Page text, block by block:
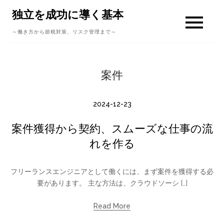
content
独立を成功に導く基本
～働き方から節税対策、リスク管理まで～
案件
2024-12-23
案件獲得から契約、スムーズな仕事の流
れを作る
フリーランスエンジニアとして働くには、まず案件を獲得する必
要があります。 主な方法は、クラウドソーシ […]
Read More